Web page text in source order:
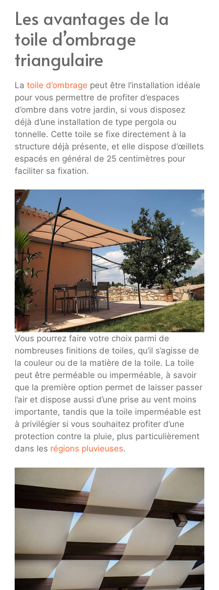
Les avantages de la
toile d’ombrage
triangulaire
La toile d’ombrage peut être l’installation idéale
pour vous permettre de profiter d’espaces
d’ombre dans votre jardin, si vous disposez
déjà d’une installation de type pergola ou
tonnelle. Cette toile se fixe directement à la
structure déjà présente, et elle dispose d’œillets
espacés en général de 25 centimètres pour
faciliter sa fixation.
Vous pourrez faire votre choix parmi de
nombreuses finitions de toiles, qu’il s’agisse de
la couleur ou de la matière de la toile. La toile
peut être perméable ou imperméable, à savoir
que la première option permet de laisser passer
l’air et dispose aussi d’une prise au vent moins
importante, tandis que la toile imperméable est
à privilégier si vous souhaitez profiter d’une
protection contre la pluie, plus particulièrement
dans les régions pluvieuses.